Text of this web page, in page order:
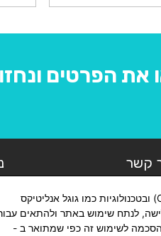
את הפרטים
קשר
074-769-14-14
clickhit10@gmail.com
שלום לך, האתר משתמש בעוגיות (Cookies) ובטכנולוגיות כמו גוגל אנליטיקס
לנתח שימוש באתר ולהתאים
לשימוש זה כפי שמתואר ב -